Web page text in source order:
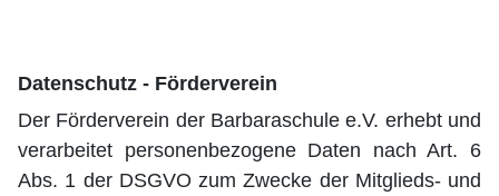
Datenschutz - Förderverein
Der Förderverein der Barbaraschule e.V. erhebt und
verarbeitet personenbezogene Daten nach Art. 6
Abs. 1 der DSGVO zum Zwecke der Mitglieds- und